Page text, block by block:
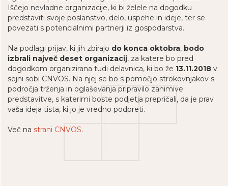
Iščejo nevladne organizacije, ki bi želele na dogodku
predstaviti svoje poslanstvo, delo, uspehe in ideje, ter se
povezati s potencialnimi partnerji iz gospodarstva.
Na podlagi prijav, ki jih zbirajo do konca oktobra, bodo
izbrali največ deset organizacij, za katere bo pred
dogodkom organizirana tudi delavnica, ki bo že 13.11.2018 v
sejni sobi CNVOS. Na njej se bo s pomočjo strokovnjakov s
področja trženja in oglaševanja pripravilo zanimive
predstavitve, s katerimi boste podjetja prepričali, da je prav
vaša ideja tista, ki jo je vredno podpreti.
Več na strani CNVOS.